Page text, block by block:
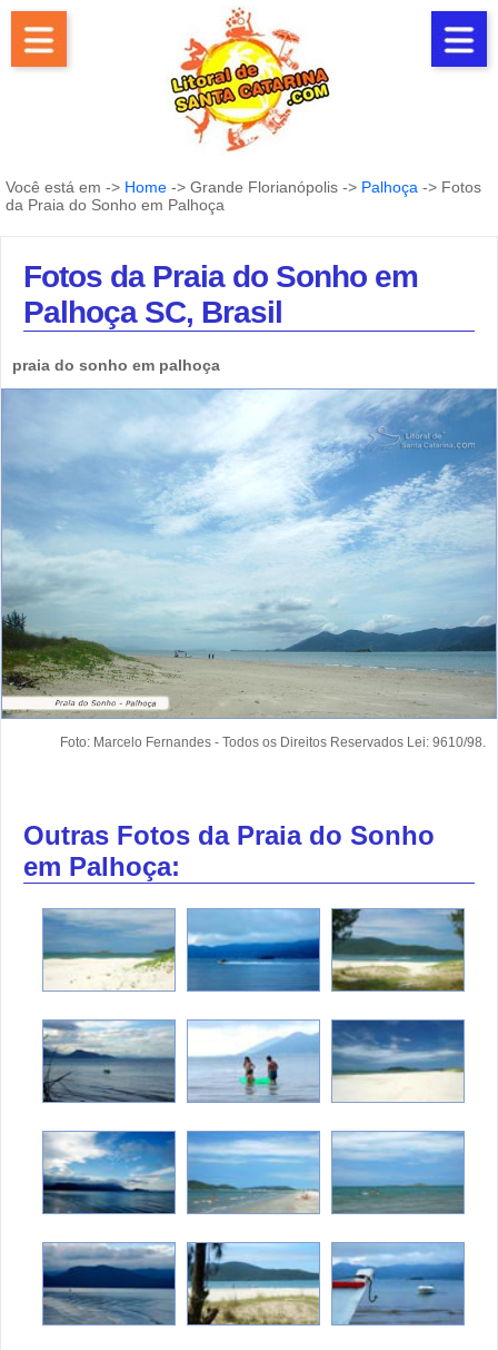
Você está em -> Home -> Grande Florianópolis -> Palhoça -> Fotos
da Praia do Sonho em Palhoça
Fotos da Praia do Sonho em
Palhoça SC, Brasil
praia do sonho em palhoça
Foto: Marcelo Fernandes - Todos os Direitos Reservados Lei: 9610/98.
Outras Fotos da Praia do Sonho
em Palhoça: